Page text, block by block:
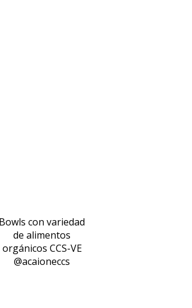
Bowls con variedad
de alimentos
orgánicos CCS-VE
@acaioneccs